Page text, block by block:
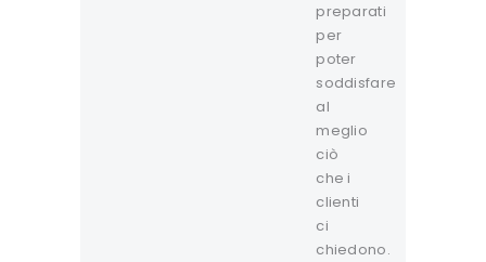
preparati
per
poter
soddisfare
al
meglio
ciò
che i
clienti
ci
chiedono.